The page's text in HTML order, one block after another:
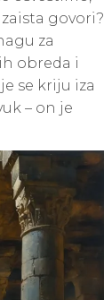
govori?
za
obreda i
se kriju iza
– on je